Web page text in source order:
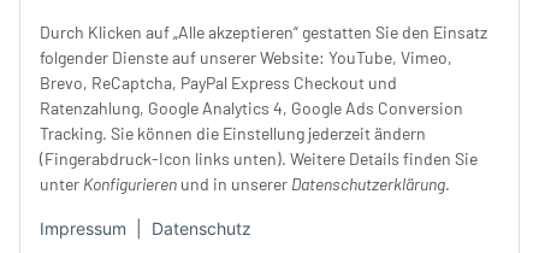
Durch Klicken auf „Alle akzeptieren“ gestatten Sie den Einsatz
folgender Dienste auf unserer Website: YouTube, Vimeo,
Brevo, ReCaptcha, PayPal Express Checkout und
Ratenzahlung, Google Analytics 4, Google Ads Conversion
Tracking. Sie können die Einstellung jederzeit ändern
(Fingerabdruck-Icon links unten). Weitere Details finden Sie
unter Konfigurieren und in unserer Datenschutzerklärung.
Impressum Datenschutz
Samstag:
10 - 14 Uhr
Unser Service
Rechtliches